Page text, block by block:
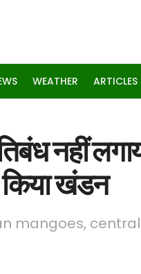
WEATHER ARTICLES
नहीं
खंडन
mangoes,